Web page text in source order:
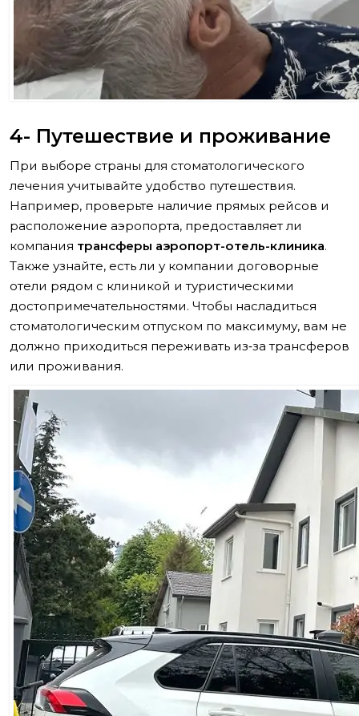
4- Путешествие и проживание
При выборе страны для стоматологического
лечения учитывайте удобство путешествия.
Например, проверьте наличие прямых рейсов и
расположение аэропорта, предоставляет ли
компания трансферы аэропорт-отель-клиника.
Также узнайте, есть ли у компании договорные
отели рядом с клиникой и туристическими
достопримечательностями. Чтобы насладиться
стоматологическим отпуском по максимуму, вам не
должно приходиться переживать из‑за трансферов
или проживания.